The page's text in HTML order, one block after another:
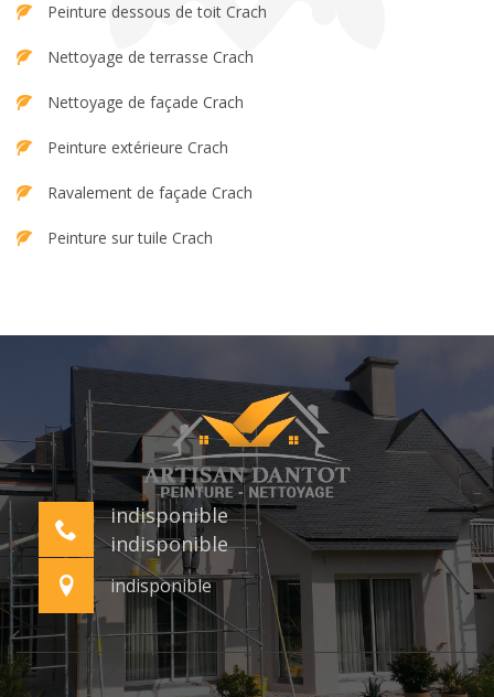
Peinture dessous de toit Crach
Nettoyage de terrasse Crach
Nettoyage de façade Crach
Peinture extérieure Crach
Ravalement de façade Crach
Peinture sur tuile Crach
indisponible
indisponible
indisponible